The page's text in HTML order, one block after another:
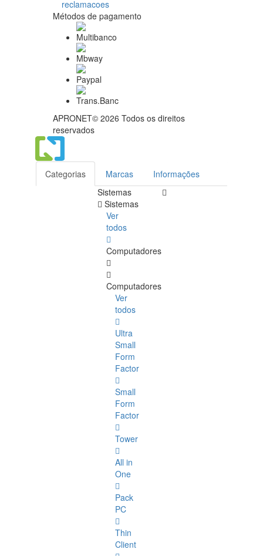
Métodos de pagamento
APRONET© 2026 Todos os direitos
reservados
Categorias Marcas
Informações
Sistemas
Sistemas
Ver
todos
Computadores
Computadores
Ver
todos
Ultra
Small
Form
Factor
Small
Form
Factor
Tower
All in
One
Pack
PC
Thin
Client